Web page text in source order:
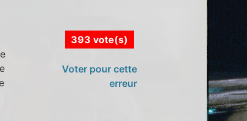
393 vote(s)
Voter pour cette
erreur